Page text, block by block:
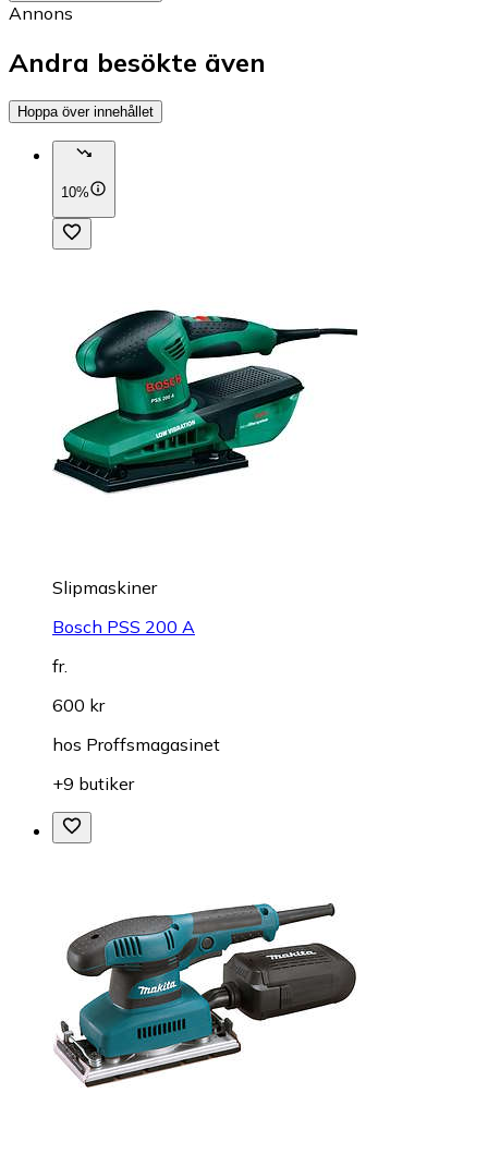
Annons
Andra besökte även
Hoppa över innehållet
10%
Slipmaskiner
Bosch PSS 200 A
fr.
600 kr
hos Proffsmagasinet
+9 butiker